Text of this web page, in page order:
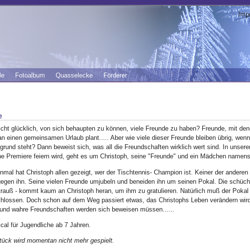
Fotoalbum Quasselecke Förderer
glücklich, von sich behaupten zu können, viele Freunde zu haben? Freunde, mit
einen gemeinsamen Urlaub plant..... Aber wie viele dieser Freunde bleiben übrig,
steht? Dann beweist sich, was all die Freundschaften wirklich wert sind. In
Premiere feiern wird, geht es um Christoph, seine "Freunde" und ein Mädchen
hat Christoph allen gezeigt, wer der Tischtennis- Champion ist. Keiner der
ihn. Seine vielen Freunde umjubeln und beneiden ihn um seinen Pokal. Die
- kommt kaum an Christoph heran, um ihm zu gratulieren. Natürlich muß der
Doch schon auf dem Weg passiert etwas, das Christophs Leben verändern
wahre Freundschaften werden sich beweisen müssen......
für Jugendliche ab 7 Jahren.
wird momentan nicht mehr gespielt.